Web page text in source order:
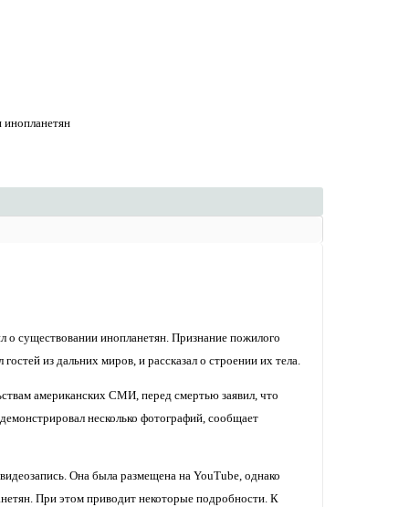
инопланетян
существовании инопланетян. Признание пожилого
из дальних миров, и рассказал о строении их тела.
американских СМИ, перед смертью заявил, что
несколько фотографий, сообщает
Она была размещена на YouTube, однако
При этом приводит некоторые подробности. К